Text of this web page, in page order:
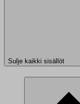
Sulje kaikki sisällöt